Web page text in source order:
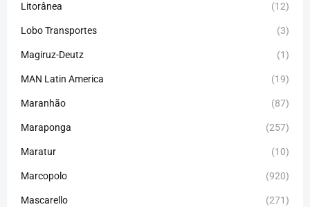
Litorânea (12)
Lobo Transportes (3)
Magiruz-Deutz (1)
MAN Latin America (19)
Maranhão (87)
Maraponga (257)
Maratur (10)
Marcopolo (920)
Mascarello (271)